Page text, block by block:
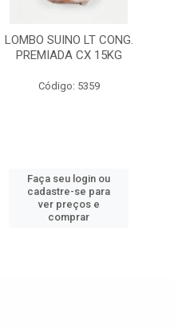
LOMBO SUINO LT CONG.
PREMIADA CX 15KG
Código: 5359
Faça seu login ou
cadastre-se para
ver preços e
comprar